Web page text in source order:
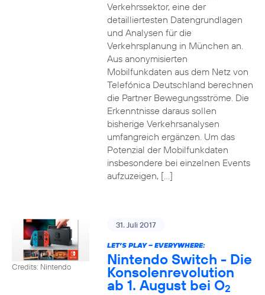
Verkehrssektor, eine der
detailliertesten Datengrundlagen
und Analysen für die
Verkehrsplanung in München an.
Aus anonymisierten
Mobilfunkdaten aus dem Netz von
Telefónica Deutschland berechnen
die Partner Bewegungsströme. Die
Erkenntnisse daraus sollen
bisherige Verkehrsanalysen
umfangreich ergänzen. Um das
Potenzial der Mobilfunkdaten
insbesondere bei einzelnen Events
aufzuzeigen, […]
Credits: Nintendo
31. Juli 2017
LET’S PLAY – EVERYWHERE:
Nintendo Switch - Die
Konsolenrevolution
ab 1. August bei O2